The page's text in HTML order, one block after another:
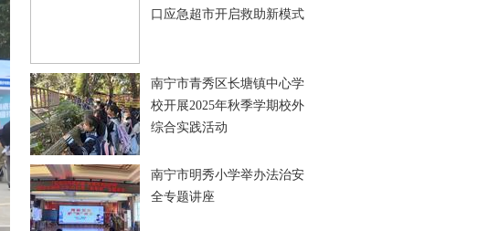
口应急超市开启救助新模式
南宁市青秀区长塘镇中心学
校开展2025年秋季学期校外
综合实践活动
南宁市明秀小学举办法治安
全专题讲座